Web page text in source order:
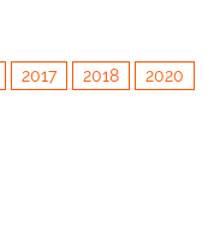
2017 2018
2020